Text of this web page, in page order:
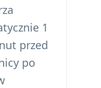
1
przed
po